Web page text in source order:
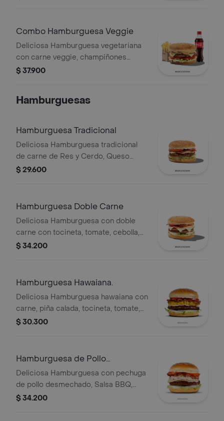
Combo Hamburguesa Veggie
Deliciosa Hamburguesa vegetariana
con carne veggie, champiñones
frescos, Queso Mozzarella, Salsa de
$ 37.900
Hamburguesas
Hamburguesa Tradicional
Deliciosa Hamburguesa tradicional
de carne de Res y Cerdo, Queso
Mozzarella, Tocineta, Tomate,
$ 29.600
Hamburguesa Doble Carne
Deliciosa Hamburguesa con doble
carne con tocineta, tomate, cebolla,
salsa BBQ y queso
$ 34.200
Hamburguesa Hawaiana.
Deliciosa Hamburguesa hawaiana con
carne, piña calada, tocineta, tomate,
cebolla y queso
$ 30.300
Hamburguesa de Pollo
Desmechado.
Deliciosa Hamburguesa con pechuga
de pollo desmechado, Salsa BBQ,
tocineta, tomate, cebolla y queso
$ 34.200